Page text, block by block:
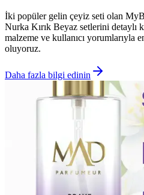
İki popüler gelin çeyiz seti olan
Nurka Kırık Beyaz setlerini detaylı
malzeme ve kullanıcı yorumlarıyla
oluyoruz.
Daha fazla bilgi edinin